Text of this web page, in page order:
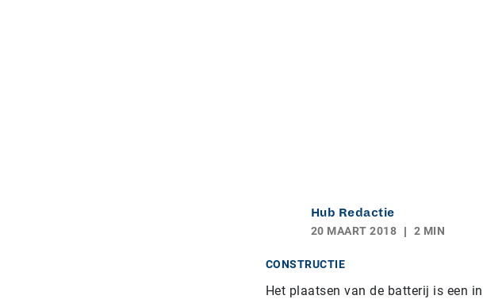
Hub Redactie
20 MAART 2018
2 MIN
CONSTRUCTIE
Het plaatsen van de batterij is een